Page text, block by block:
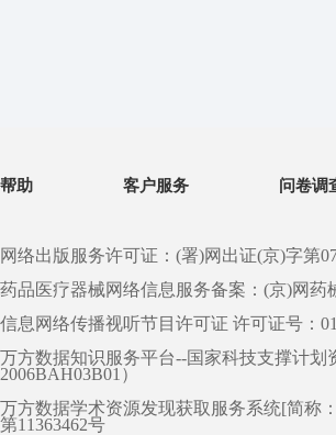
帮助 客户服务 问卷调
网络出版服务许可证：(署)网出证(京)字第
药品医疗器械网络信息服务备案：(京)网药
信息网络传播视听节目许可证 许可证号：
万方数据知识服务平台--国家科技支撑计划
2006BAH03B01）
万方数据学术资源发现获取服务系统[简称
第11363462号